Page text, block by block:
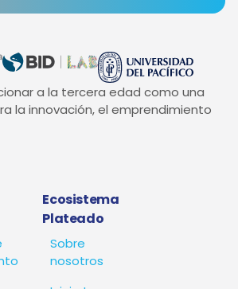
a la tercera edad como una
la innovación, el emprendimiento
Ecosistema
Plateado
Sobre
nosotros